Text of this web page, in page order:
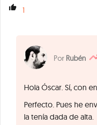
1
Rubén
Hola Óscar. Sí, con
Perfecto. Pues he
la tenía dada de alta.